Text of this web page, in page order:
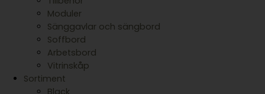
Moduler
Sänggavlar och sängbord
Soffbord
Arbetsbord
Vitrinskåp
Sortiment